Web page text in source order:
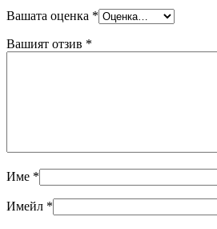
Вашата оценка *
Вашият отзив *
Име *
Имейл *